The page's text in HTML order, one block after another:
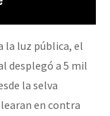
la luz pública, el
desplegó a 5 mil
la selva
en contra